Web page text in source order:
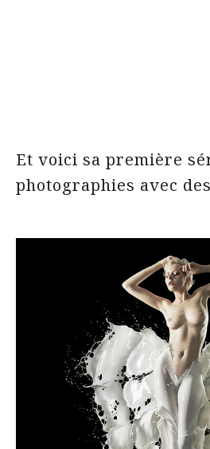
Et voici sa première
photographies avec